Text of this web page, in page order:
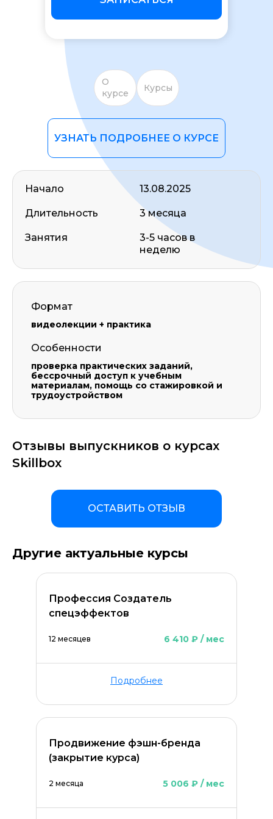
О
курсе
Курсы
УЗНАТЬ ПОДРОБНЕЕ О КУРСЕ
Начало
Длительность
Занятия
13.08.2025
3 месяца
3-5 часов в
неделю
Формат
видеолекции + практика
Особенности
проверка практических заданий,
бессрочный доступ к учебным
материалам, помощь со стажировкой и
трудоустройством
Отзывы выпускников о курсах
Skillbox
ОСТАВИТЬ ОТЗЫВ
Другие актуальные курсы
Профессия Создатель
спецэффектов
12 месяцев 6 410 ₽ / мес
Подробнее
Продвижение фэшн-бренда
(закрытие курса)
2 месяца 5 006 ₽ / мес
Оставить комментарий